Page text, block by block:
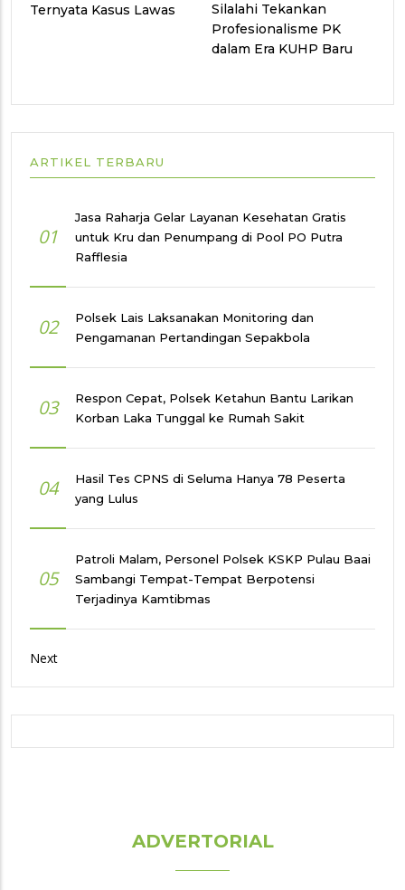
Ternyata Kasus Lawas
Silalahi Tekankan
Profesionalisme PK
dalam Era KUHP Baru
ARTIKEL TERBARU
01
Jasa Raharja Gelar Layanan Kesehatan Gratis
untuk Kru dan Penumpang di Pool PO Putra
Rafflesia
02
Polsek Lais Laksanakan Monitoring dan
Pengamanan Pertandingan Sepakbola
03
Respon Cepat, Polsek Ketahun Bantu Larikan
Korban Laka Tunggal ke Rumah Sakit
04
Hasil Tes CPNS di Seluma Hanya 78 Peserta
yang Lulus
05
Patroli Malam, Personel Polsek KSKP Pulau Baai
Sambangi Tempat-Tempat Berpotensi
Terjadinya Kamtibmas
Next
ADVERTORIAL